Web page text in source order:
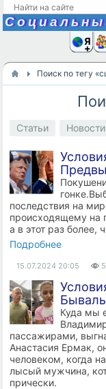
Я
Поиск по тегу
Статьи Новости
последствия на
происходящему на
а в этот раз более,
Подробнее
15.07.2024 20:05
Куда мы
пассажирами,
Анастасия Ермак,
человеком, когда
лысый мужчина,
прически.